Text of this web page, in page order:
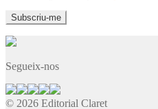
Segueix-nos
© 2026 Editorial Claret